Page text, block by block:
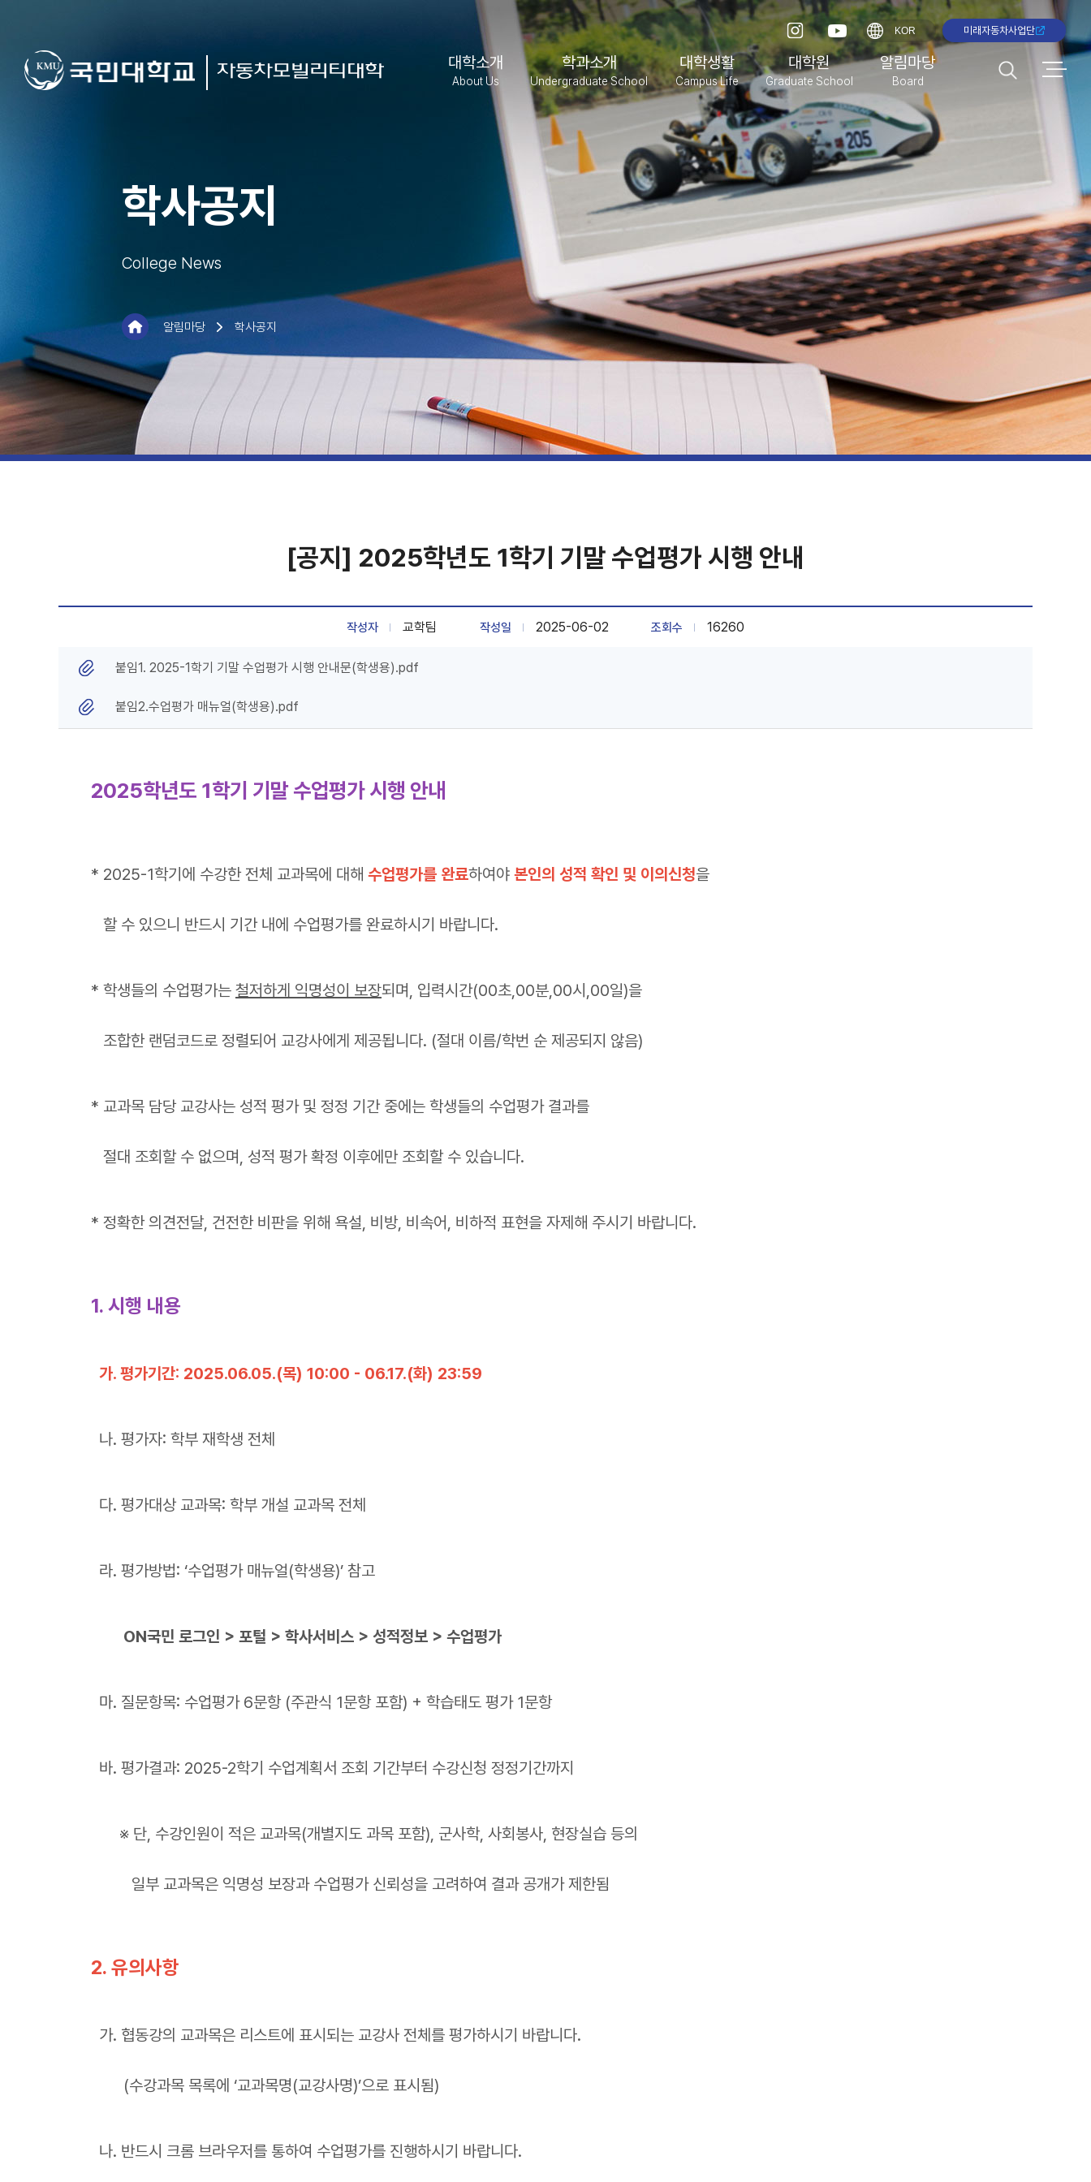
KOR 미래자동차사업단
대학소개
About Us
학과소개
Undergraduate School
대학생활
Campus Life
대학원
Graduate School
알림마당
Board
학사공지
College News
알림마당 학사공지
[공지] 2025학년도 1학기 기말 수업평가 시행 안내
작성자 교학팀 작성일 2025-06-02 조회수 16260
붙임1. 2025-1학기 기말 수업평가 시행 안내문(학생용).pdf
붙임2.수업평가 매뉴얼(학생용).pdf
2025학년도 1학기 기말 수업평가 시행 안내
* 2025-1학기에 수강한 전체 교과목에 대해 수업평가를 완료하여야 본인의 성적 확인 및 이의신청을
할 수 있으니 반드시 기간 내에 수업평가를 완료하시기 바랍니다.
* 학생들의 수업평가는 철저하게 익명성이 보장되며, 입력시간(00초,00분,00시,00일)을
조합한 랜덤코드로 정렬되어 교강사에게 제공됩니다. (절대 이름/학번 순 제공되지 않음)
* 교과목 담당 교강사는 성적 평가 및 정정 기간 중에는 학생들의 수업평가 결과를
절대 조회할 수 없으며, 성적 평가 확정 이후에만 조회할 수 있습니다.
* 정확한 의견전달, 건전한 비판을 위해 욕설, 비방, 비속어, 비하적 표현을 자제해 주시기 바랍니다.
1. 시행 내용
가. 평가기간: 2025.06.05.(목) 10:00 - 06.17.(화) 23:59
나. 평가자: 학부 재학생 전체
다. 평가대상 교과목: 학부 개설 교과목 전체
라. 평가방법: ‘수업평가 매뉴얼(학생용)’ 참고
ON국민 로그인 > 포털 > 학사서비스 > 성적정보 > 수업평가
마. 질문항목: 수업평가 6문항 (주관식 1문항 포함) + 학습태도 평가 1문항
바. 평가결과: 2025-2학기 수업계획서 조회 기간부터 수강신청 정정기간까지
※ 단, 수강인원이 적은 교과목(개별지도 과목 포함), 군사학, 사회봉사, 현장실습 등의
일부 교과목은 익명성 보장과 수업평가 신뢰성을 고려하여 결과 공개가 제한됨
2. 유의사항
가. 협동강의 교과목은 리스트에 표시되는 교강사 전체를 평가하시기 바랍니다.
(수강과목 목록에 ‘교과목명(교강사명)’으로 표시됨)
나. 반드시 크롬 브라우저를 통하여 수업평가를 진행하시기 바랍니다.